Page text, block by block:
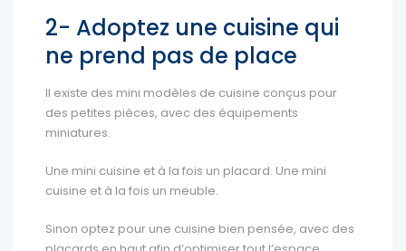
2- Adoptez une cuisine qui
ne prend pas de place
Il existe des mini modèles de cuisine conçus pour
des petites pièces, avec des équipements
miniatures.
Une mini cuisine et à la fois un placard. Une mini
cuisine et à la fois un meuble.
Sinon optez pour une cuisine bien pensée, avec des